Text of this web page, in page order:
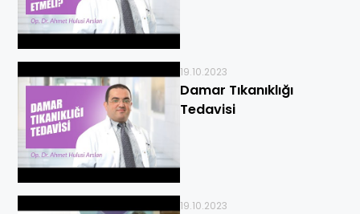
19.10.2023
Damar Tıkanıklığı
Tedavisi
19.10.2023